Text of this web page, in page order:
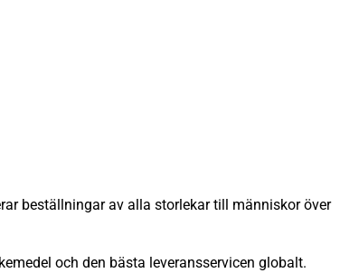
beställningar av alla storlekar till människor över
och den bästa leveransservicen globalt.